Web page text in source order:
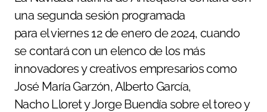
una segunda sesión programada
para el viernes 12 de enero de 2024, cuando
se contará con un elenco de los más
innovadores y creativos empresarios como
José María Garzón, Alberto García,
Nacho Lloret y Jorge Buendía sobre el toreo y